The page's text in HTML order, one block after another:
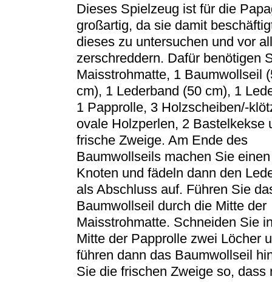
Dieses Spielzeug ist für die
großartig, da sie damit
dieses zu untersuchen und vor
zerschreddern. Dafür benötigen
Maisstrohmatte, 1 Baumwollseil
cm), 1 Lederband (50 cm), 1
1 Papprolle, 3 Holzscheiben/-
ovale Holzperlen, 2 Bastelkekse
frische Zweige. Am Ende des
Baumwollseils machen Sie einen
Knoten und fädeln dann den
als Abschluss auf. Führen Sie
Baumwollseil durch die Mitte der
Maisstrohmatte. Schneiden Sie
Mitte der Papprolle zwei Löcher
führen dann das Baumwollseil
Sie die frischen Zweige so,